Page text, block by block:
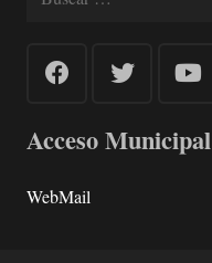
Acceso Municipal
WebMail